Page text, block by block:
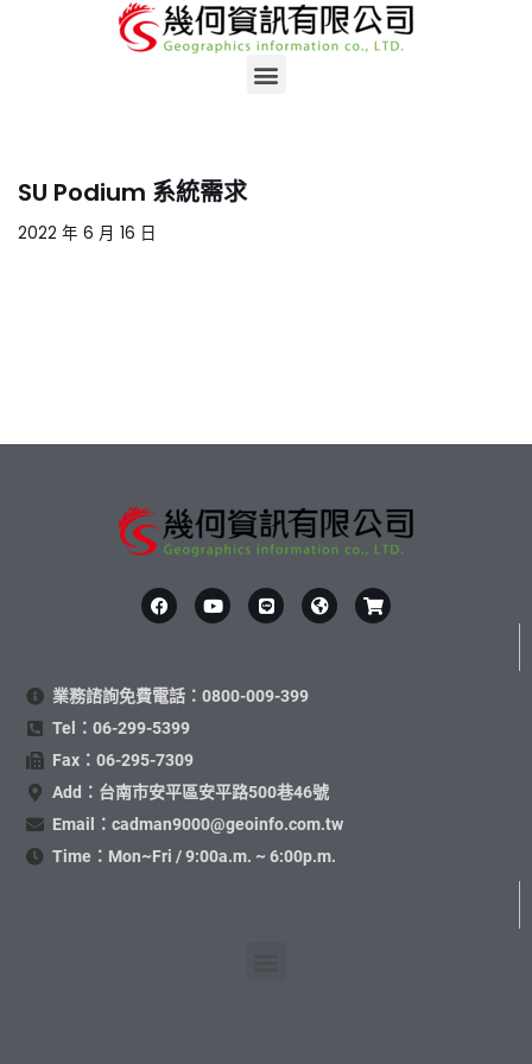
SU Podium 系統需求
2022 年 6 月 16 日
業務諮詢免費電話：0800-009-399
Tel：06-299-5399
Fax：06-295-7309
Add：台南市安平區安平路500巷46號
Email：cadman9000@geoinfo.com.tw
Time：Mon~Fri / 9:00a.m. ~ 6:00p.m.